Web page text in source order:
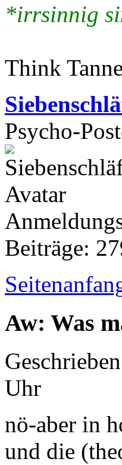
*irrsinnig
Think
Psycho-
Beiträge:
Aw: Was
Uhr
nö-aber in
und die